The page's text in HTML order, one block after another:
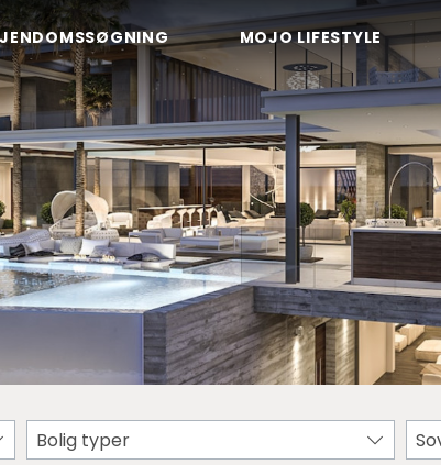
MOJO LIFESTYLE
Bolig typer